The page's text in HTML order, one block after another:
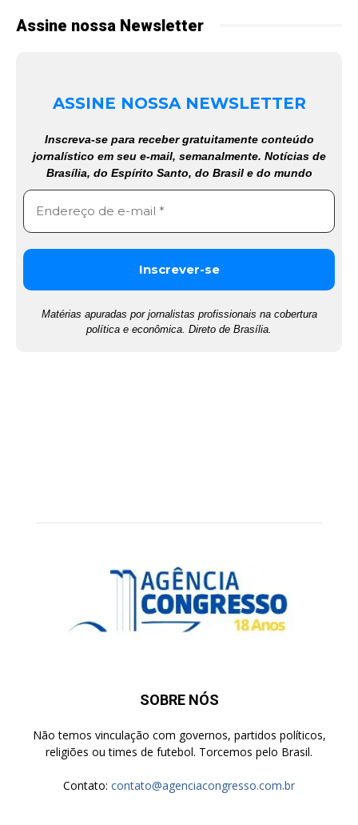
Assine nossa Newsletter
ASSINE NOSSA NEWSLETTER
Inscreva-se para receber gratuitamente conteúdo
jornalístico em seu e-mail, semanalmente. Notícias de
Brasília, do Espírito Santo, do Brasil e do mundo
Matérias apuradas por jornalistas profissionais na cobertura
política e econômica. Direto de Brasília.
SOBRE NÓS
Não temos vinculação com governos, partidos políticos,
religiões ou times de futebol. Torcemos pelo Brasil.
Contato: contato@agenciacongresso.com.br